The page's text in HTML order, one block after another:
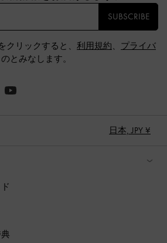
SUBSCRIBE
リックすると、 利用規約、 プライバ
とみなします。
日本, JPY ¥